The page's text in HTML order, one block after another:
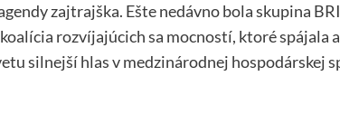
zajtrajška. Ešte nedávno bola skupina
rozvíjajúcich sa mocností, ktoré
silnejší hlas v medzinárodnej hospodárskej